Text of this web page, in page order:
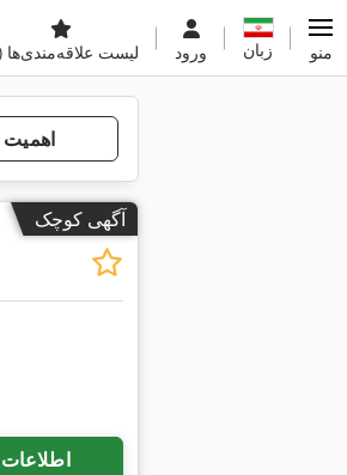
لیست علاقه‌مندی‌ها ورود زبان منو
اهمیت
آگهی کوچک